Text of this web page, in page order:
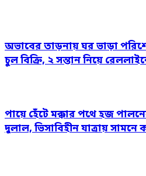
অভাবের তাড়নায় ঘর ভাড়া
চুল বিক্রি, ২ সন্তান নিয়ে
পায়ে হেঁটে মক্কার পথে হজ
দুলাল, ভিসাবিহীন যাত্রায়